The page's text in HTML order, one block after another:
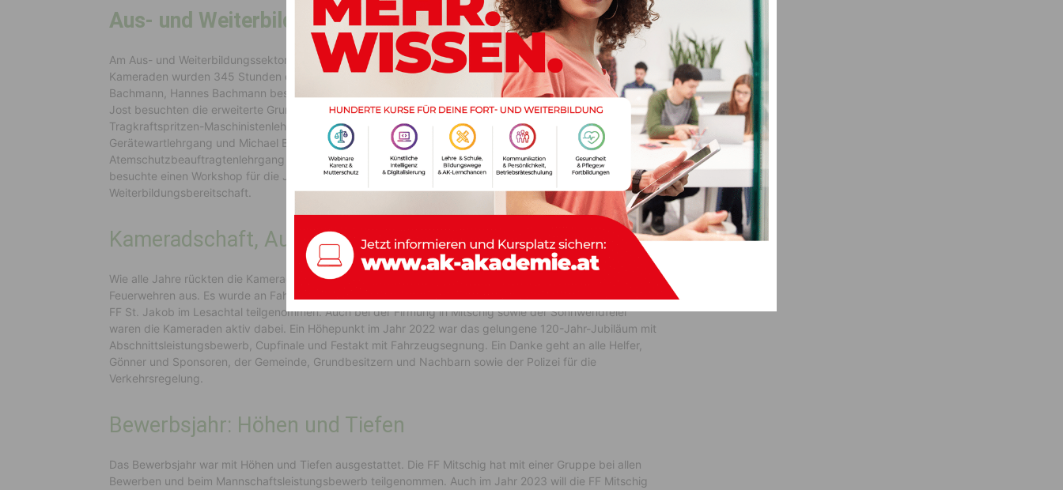
Aus- und Weiterbildung
Am Aus- und Weiterbildungssektor hat die FF Mitschig viel Erfreuliches zu verzeichnen. Von den
Kameraden wurden 345 Stunden dafür aufgewendet. Markus Bischof, Christoph Bachmann, Samuel
Bachmann, Hannes Bachmann besuchten die Grundausbildung im Bezirk. Michael Schwilk und Patrick
Jost besuchten die erweiterte Grundausbildung in der Landesfeuerwehrschule, Mathias Bachmann den
Tragkraftspritzen-Maschinistenlehrgang, Christof Bachmann den Hauptmaschinisten- und
Gerätewartlehrgang und Michael Bischof das Kommandantenseminar, den Einsatzleiterlehrgang, den
Atemschutzbeauftragtenlehrgang sowie das Seminar „Vorbeugender Brandschutz“. Franz Pfaffenberger
besuchte einen Workshop für die Jugendarbeit. Kommandant Bachmann dankte für die
Weiterbildungsbereitschaft.
Kameradschaft, Ausrückungen und Bewerbe
Wie alle Jahre rückten die Kameraden der FF Mitschig auch gerne zu Veranstaltungen anderer
Feuerwehren aus. Es wurde an Fahrzeugsegnungen, einer TS-Segnung und dem 120-Jahr-Jubiläum der
FF St. Jakob im Lesachtal teilgenommen. Auch bei der Firmung in Mitschig sowie der Sonnwendfeier
waren die Kameraden aktiv dabei. Ein Höhepunkt im Jahr 2022 war das gelungene 120-Jahr-Jubiläum mit
Abschnittsleistungsbewerb, Cupfinale und Festakt mit Fahrzeugsegnung. Ein Danke geht an alle Helfer,
Gönner und Sponsoren, der Gemeinde, Grundbesitzern und Nachbarn sowie der Polizei für die
Verkehrsregelung.
Bewerbsjahr: Höhen und Tiefen
Das Bewerbsjahr war mit Höhen und Tiefen ausgestattet. Die FF Mitschig hat mit einer Gruppe bei allen
Bewerben und beim Mannschaftsleistungsbewerb teilgenommen. Auch im Jahr 2023 will die FF Mitschig